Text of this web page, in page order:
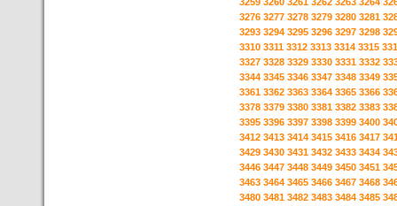
3276 3277 3278 3279 3280 3281
3293 3294 3295 3296 3297 3298
3310 3311 3312 3313 3314 3315
3327 3328 3329 3330 3331 3332
3344 3345 3346 3347 3348 3349
3361 3362 3363 3364 3365 3366
3378 3379 3380 3381 3382 3383
3395 3396 3397 3398 3399 3400
3412 3413 3414 3415 3416 3417
3429 3430 3431 3432 3433 3434
3446 3447 3448 3449 3450 3451
3463 3464 3465 3466 3467 3468
3480 3481 3482 3483 3484 3485